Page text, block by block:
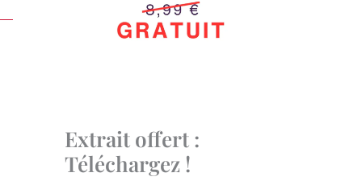
Extrait offert :
Téléchargez !